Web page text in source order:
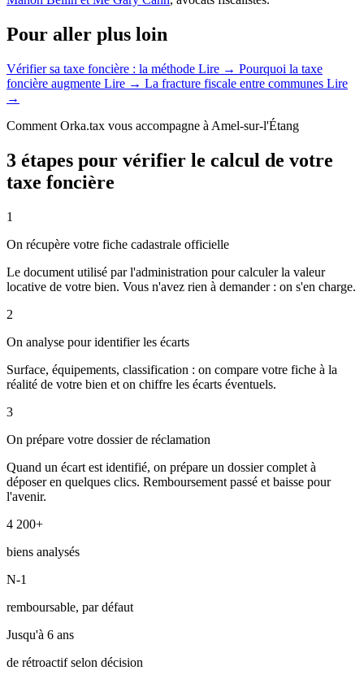
Pour aller plus loin
Vérifier sa taxe foncière : la méthode Lire → Pourquoi la taxe
foncière augmente Lire → La fracture fiscale entre communes Lire
→
Comment Orka.tax vous accompagne à Amel-sur-l'Étang
3 étapes pour vérifier le calcul de votre
taxe foncière
1
On récupère votre fiche cadastrale officielle
Le document utilisé par l'administration pour calculer la valeur
locative de votre bien. Vous n'avez rien à demander : on s'en charge.
2
On analyse pour identifier les écarts
Surface, équipements, classification : on compare votre fiche à la
réalité de votre bien et on chiffre les écarts éventuels.
3
On prépare votre dossier de réclamation
Quand un écart est identifié, on prépare un dossier complet à
déposer en quelques clics. Remboursement passé et baisse pour
l'avenir.
4 200+
biens analysés
N-1
remboursable, par défaut
Jusqu'à 6 ans
de rétroactif selon décision